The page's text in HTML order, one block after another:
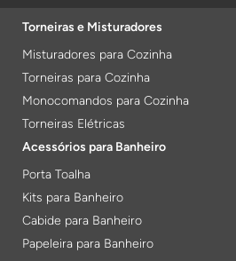
Torneiras e Misturadores
Misturadores para Cozinha
Torneiras para Cozinha
Monocomandos para Cozinha
Torneiras Elétricas
Acessórios para Banheiro
Porta Toalha
Kits para Banheiro
Cabide para Banheiro
Papeleira para Banheiro